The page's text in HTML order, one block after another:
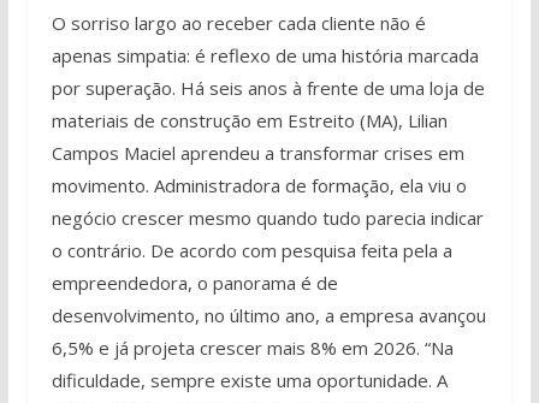
O sorriso largo ao receber cada cliente não é
apenas simpatia: é reflexo de uma história marcada
por superação. Há seis anos à frente de uma loja de
materiais de construção em Estreito (MA), Lilian
Campos Maciel aprendeu a transformar crises em
movimento. Administradora de formação, ela viu o
negócio crescer mesmo quando tudo parecia indicar
o contrário. De acordo com pesquisa feita pela a
empreendedora, o panorama é de
desenvolvimento, no último ano, a empresa avançou
6,5% e já projeta crescer mais 8% em 2026. “Na
dificuldade, sempre existe uma oportunidade. A